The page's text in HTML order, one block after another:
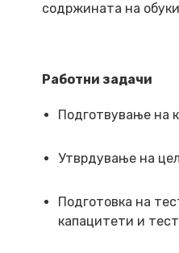
содржината на
Работни задачи
Подготвување на
Утврдување на
Подготовка на
капацитети и